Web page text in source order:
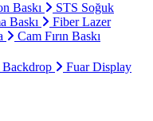
Baskı
STS Soğuk
Baskı
Fiber Lazer
Cam Fırın Baskı
Backdrop
Fuar Display